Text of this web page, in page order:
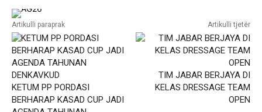
Artikulli paraprak
KETUM PP PORDASI
BERHARAP KASAD CUP JADI
Artikulli tjetër
TIM JABAR BERJAYA DI
KELAS DRESSAGE TEAM
OPEN